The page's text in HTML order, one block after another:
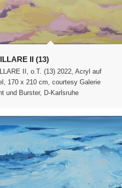
II (13)
II, o.T. (13) 2022, Acryl auf
170 x 210 cm, courtesy Galerie
und Burster, D-Karlsruhe